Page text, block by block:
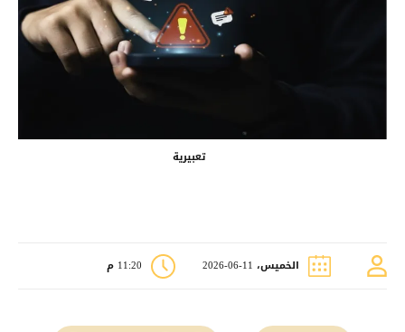
تعبيرية
الخميس، 11-06-2026 11:20 م